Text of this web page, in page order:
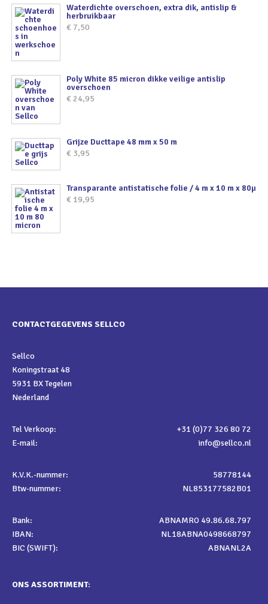
Waterdichte overschoen, extra dik, antislip &
herbruikbaar
€ 7,50
Poly White 85 micron dikke veilige antislip
overschoen
€ 24,95
Grijze Ducttape 48 mm x 50 m
€ 3,95
Transparante antistatische folie / 4 m x 10 m x 80µ
€ 19,95
CONTACTGEGEVENS SELLCO
Sellco
Koningstraat 48
5931 BX Tegelen
Nederland
Tel Verkoop:
+31 (0)77 326 80 72
E-mail:
info@sellco.nl
K.V.K.-nummer:
58778144
Btw-nummer:
NL853177582B01
Bank:
ABNAMRO 49.86.68.797
IBAN:
NL18ABNA0498668797
BIC (SWIFT):
ABNANL2A
ONS ASSORTIMENT: